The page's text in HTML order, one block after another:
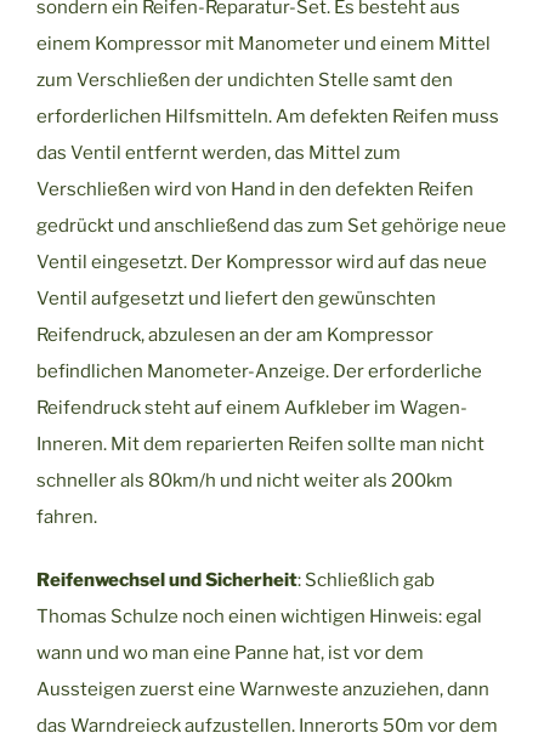
sondern ein Reifen-Reparatur-Set. Es besteht aus
einem Kompressor mit Manometer und einem Mittel
zum Verschließen der undichten Stelle samt den
erforderlichen Hilfsmitteln. Am defekten Reifen muss
das Ventil entfernt werden, das Mittel zum
Verschließen wird von Hand in den defekten Reifen
gedrückt und anschließend das zum Set gehörige neue
Ventil eingesetzt. Der Kompressor wird auf das neue
Ventil aufgesetzt und liefert den gewünschten
Reifendruck, abzulesen an der am Kompressor
befindlichen Manometer-Anzeige. Der erforderliche
Reifendruck steht auf einem Aufkleber im Wagen-
Inneren. Mit dem reparierten Reifen sollte man nicht
schneller als 80km/h und nicht weiter als 200km
fahren.
Reifenwechsel und Sicherheit: Schließlich gab
Thomas Schulze noch einen wichtigen Hinweis: egal
wann und wo man eine Panne hat, ist vor dem
Aussteigen zuerst eine Warnweste anzuziehen, dann
das Warndreieck aufzustellen. Innerorts 50m vor dem